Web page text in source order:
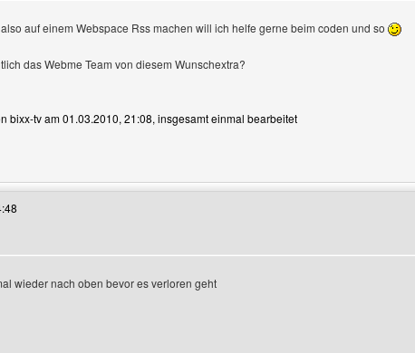
auf einem Webspace Rss machen will ich helfe gerne beim coden und so
das Webme Team von diesem Wunschextra?
bixx-tv am 01.03.2010, 21:08, insgesamt einmal bearbeitet
besuchen: bixx-tv
wieder nach oben bevor es verloren geht